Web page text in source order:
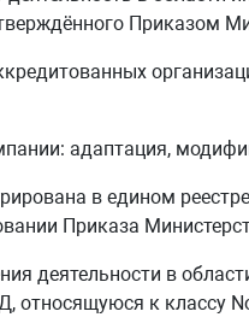
Приказом
адаптация,
в едином
Приказа
деятельности в
относящуюся к классу